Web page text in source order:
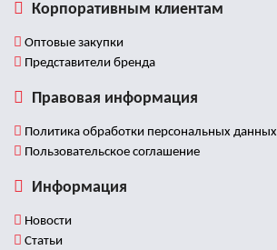
Корпоративным клиентам
Оптовые закупки
Представители бренда
Правовая информация
Политика обработки персональных данных
Пользовательское соглашение
Информация
Новости
Статьи